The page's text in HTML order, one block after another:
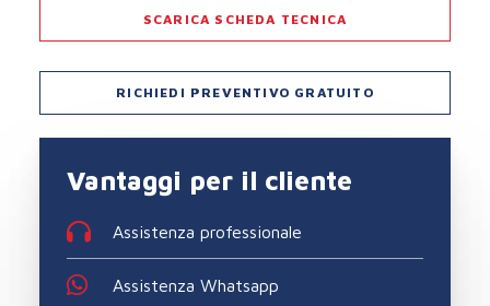
SCARICA SCHEDA TECNICA
RICHIEDI PREVENTIVO GRATUITO
Vantaggi per il cliente
Assistenza professionale
Assistenza Whatsapp